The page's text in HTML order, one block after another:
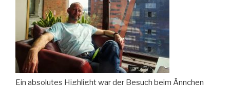
Ein absolutes Highlight war der Besuch beim Ännchen